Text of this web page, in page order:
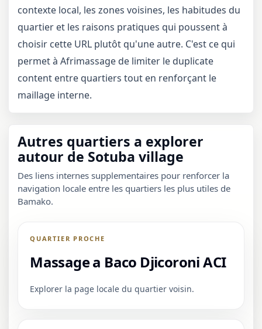
contexte local, les zones voisines, les habitudes du
quartier et les raisons pratiques qui poussent à
choisir cette URL plutôt qu'une autre. C'est ce qui
permet à Afrimassage de limiter le duplicate
content entre quartiers tout en renforçant le
maillage interne.
Autres quartiers a explorer
autour de Sotuba village
Des liens internes supplementaires pour renforcer la
navigation locale entre les quartiers les plus utiles de
Bamako.
QUARTIER PROCHE
Massage a Baco Djicoroni ACI
Explorer la page locale du quartier voisin.